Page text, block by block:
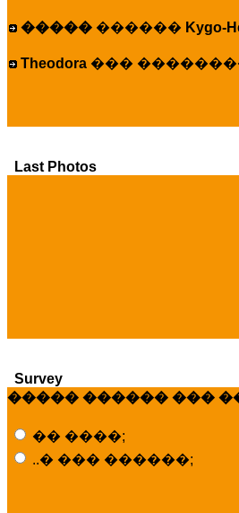
����� ������ Kygo-
Theodora ���
Last Photos
Survey
����� ������ ���
�� ����;
..� ��� ������;